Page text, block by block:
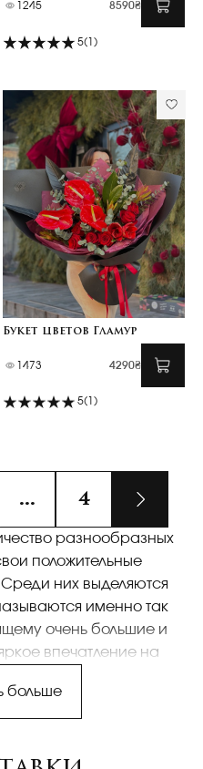
1245 8590₴
5(1)
Букет цветов Гламур
1473 4290₴
5(1)
... 4
разнообразных
положительные
них выделяются
именно так
очень большие и
впечатление на
ассортимент, в
интересных
из свежих цветов и
больше